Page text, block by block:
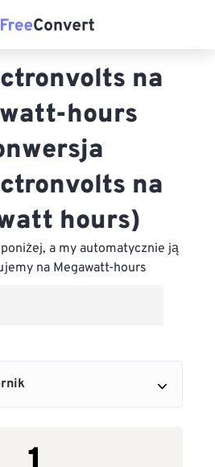
na
hours
na
hours)
a my automatycznie ją
na Megawatt-hours